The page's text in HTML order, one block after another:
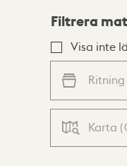
Lista
Filtrera
Visa inte
Ritning
Karta (